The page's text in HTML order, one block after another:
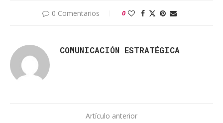
0 Comentarios 0
COMUNICACIÓN ESTRATÉGICA
Artículo anterior